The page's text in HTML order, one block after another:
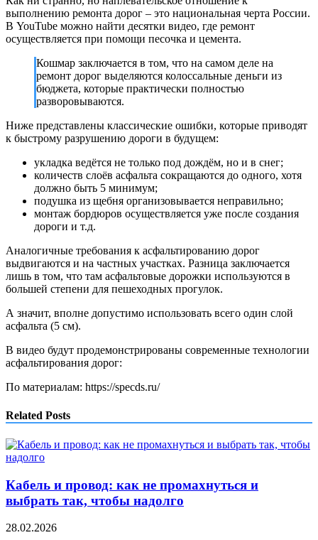
выполнению ремонта дорог – это национальная черта России.
В YouTube можно найти десятки видео, где ремонт
осуществляется при помощи песочка и цемента.
Кошмар заключается в том, что на самом деле на
ремонт дорог выделяются колоссальные деньги из
бюджета, которые практически полностью
разворовываются.
Ниже представлены классические ошибки, которые приводят
к быстрому разрушению дороги в будущем:
укладка ведётся не только под дождём, но и в снег;
количеств слоёв асфальта сокращаются до одного, хотя
должно быть 5 минимум;
подушка из щебня организовывается неправильно;
монтаж бордюров осуществляется уже после создания
дороги и т.д.
Аналогичные требования к асфальтированию дорог
выдвигаются и на частных участках. Разница заключается
лишь в том, что там асфальтовые дорожки используются в
большей степени для пешеходных прогулок.
А значит, вполне допустимо использовать всего один слой
асфальта (5 см).
В видео будут продемонстрированы современные технологии
асфальтирования дорог:
По материалам: https://specds.ru/
Related Posts
Кабель и провод: как не промахнуться и
выбрать так, чтобы надолго
28.02.2026